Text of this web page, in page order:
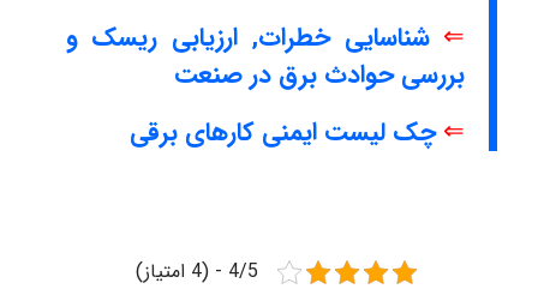
⇐شناسایی خطرات, ارزیابی ریسک و
بررسی حوادث برق در صنعت
⇐چک لیست ایمنی کارهای برقی
4/5 - (4 امتیاز)